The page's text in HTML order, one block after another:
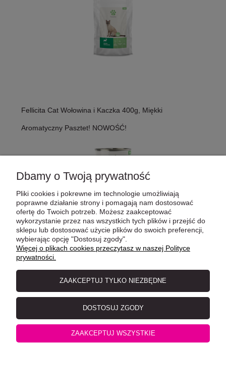
Fellicita Cat Wołowina i Kaczka 400g, Miękki
Aromatyczny Pasztet! NOWOŚĆ!
Fellicita Cat Pure Duck 400g, Czysta Kaczka, Miękki
Aromatyczny Pasztet!! NOWOŚĆ!
Dbamy o Twoją prywatność
Pliki cookies i pokrewne im technologie umożliwiają
poprawne działanie strony i pomagają nam dostosować
ofertę do Twoich potrzeb. Możesz zaakceptować
wykorzystanie przez nas wszystkich tych plików i przejść do
sklepu lub dostosować użycie plików do swoich preferencji,
wybierając opcję "Dostosuj zgody".
Więcej o plikach cookies przeczytasz w naszej Polityce
prywatności.
ZAAKCEPTUJ TYLKO NIEZBĘDNE
DOSTOSUJ ZGODY
ZAAKCEPTUJ WSZYSTKIE